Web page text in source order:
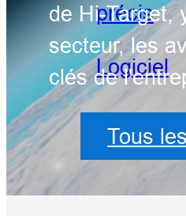
précis
Logiciel
Tous
de Hi-Target,
secteur, les
clés de